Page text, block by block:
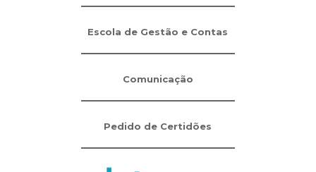
Escola de Gestão e Contas
Comunicação
Pedido de Certidões